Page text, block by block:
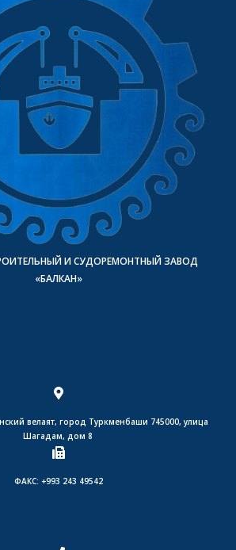
И СУДОРЕМОНТНЫЙ ЗАВОД
«БАЛКАН»
велаят, город Туркменбаши 745000, улица
Шагадам, дом 8
ФАКС: +993 243 49542